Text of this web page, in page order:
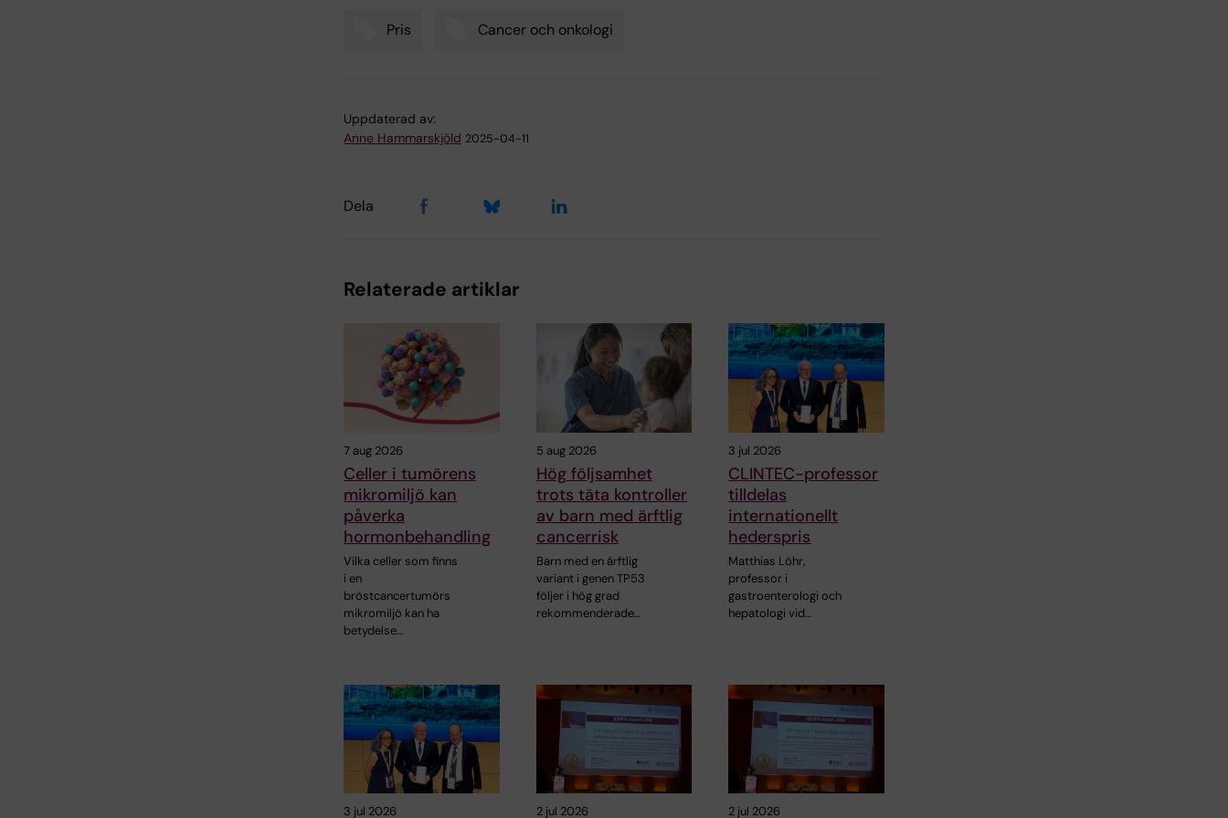
Pris Cancer och onkologi
Uppdaterad av:
Anne Hammarskjöld 2025-04-11
Dela
Relaterade artiklar
7 aug 2026
Celler i tumörens
mikromiljö kan
påverka
hormonbehandling
Vilka celler som finns
i en
bröstcancertumörs
mikromiljö kan ha
betydelse…
5 aug 2026
Hög följsamhet
trots täta kontroller
av barn med ärftlig
cancerrisk
Barn med en ärftlig
variant i genen TP53
följer i hög grad
rekommenderade…
3 jul 2026
CLINTEC-professor
tilldelas
internationellt
hederspris
Matthias Löhr,
professor i
gastroenterologi och
hepatologi vid…
3 jul 2026 2 jul 2026 2 jul 2026